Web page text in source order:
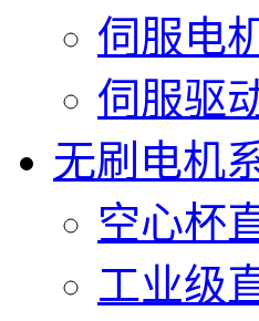
伺服电
伺服驱
无刷电机
空心杯
工业级